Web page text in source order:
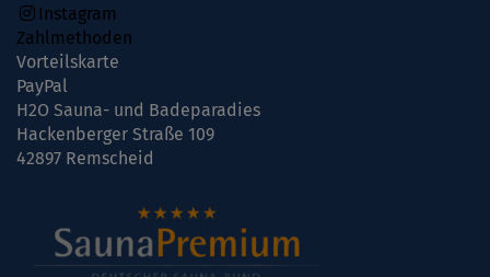
Instagram
Zahlmethoden
Vorteilskarte
PayPal
H2O Sauna- und Badeparadies
Hackenberger Straße 109
42897 Remscheid